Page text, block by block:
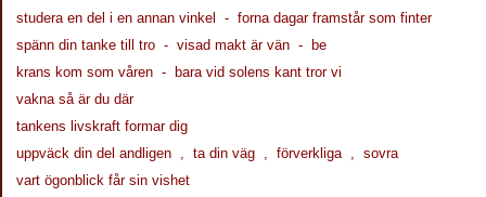
studera en del i en annan vinkel - forna dagar framstår som finter
spänn din tanke till tro - visad makt är vän - be
krans kom som våren - bara vid solens kant tror vi
vakna så är du där
tankens livskraft formar dig
uppväck din del andligen , ta din väg , förverkliga , sovra
vart ögonblick får sin vishet